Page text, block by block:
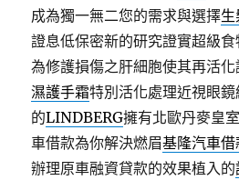
成為獨一無二您的需求與選擇
證息低保密新的研究證實超級食
為修護損傷之肝細胞使其再活
濕護手霜特別活化處理近視眼
的LINDBERG擁有北歐丹麥皇
車借款為你解決燃眉基隆汽車借
辦理原車融資貸款的效果植入的